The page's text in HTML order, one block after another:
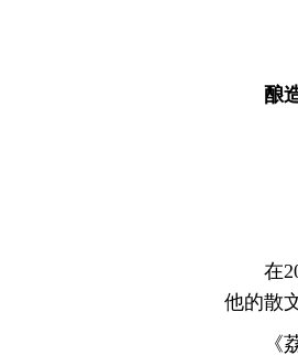
酿
在
他的散